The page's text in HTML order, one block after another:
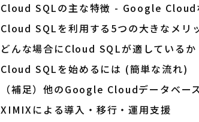
Cloud SQLの主な特徴 - Google Cloud
Cloud SQLを利用する5つの大きなメリ
どんな場合にCloud SQLが適している
Cloud SQLを始めるには (簡単な流れ)
（補足）他のGoogle Cloudデータベー
XIMIXによる導入・移行・運用支援